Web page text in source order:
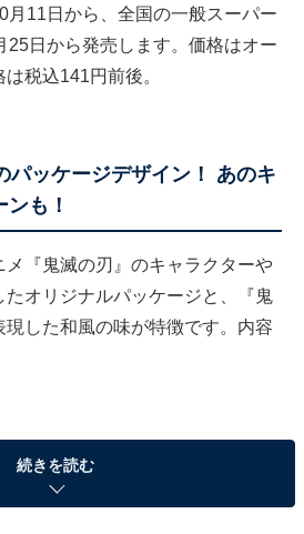
月11日から、全国の一般スーパー
25日から発売します。価格はオー
税込141円前後。
パッケージデザイン！ あのキ
も！
メ『鬼滅の刃』のキャラクターや
オリジナルパッケージと、『鬼
した和風の味が特徴です。内容
続きを読む